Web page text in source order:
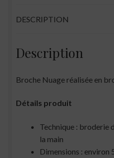
DESCRIPTION
Description
Broche Nuage réalisée en
Détails produit
Technique : broderie
la main
Dimensions : environ